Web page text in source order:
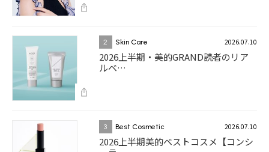
2 Skin Care 2026.07.10
2026上半期・美的GRAND読者のリア
ルベ…
3 Best Cosmetic 2026.07.10
2026上半期美的ベストコスメ【コンシ